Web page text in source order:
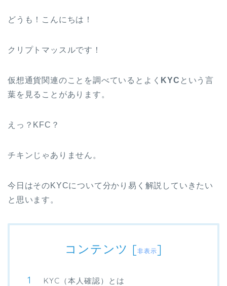
どうも！こんにちは！
クリプトマッスルです！
仮想通貨関連のことを調べているとよく KYC という言
葉を見ることがあります。
えっ？KFC？
チキンじゃありません。
今日はそのKYCについて分かり易く解説していきたい
と思います。
コンテンツ [非表示]
KYC（本人確認）とは